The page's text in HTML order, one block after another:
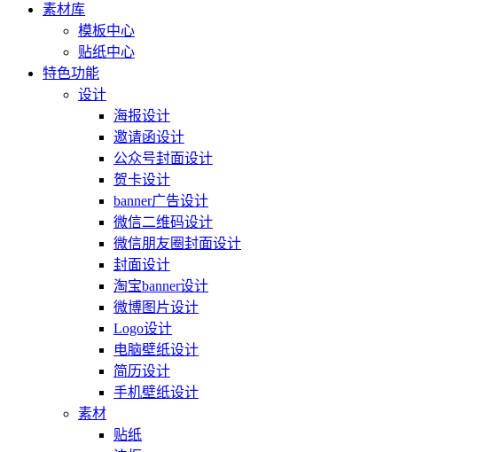
素材库
模板中心
贴纸中心
特色功能
设计
海报设计
邀请函设计
公众号封面设计
贺卡设计
banner广告设计
微信二维码设计
微信朋友圈封面设计
封面设计
淘宝banner设计
微博图片设计
Logo设计
电脑壁纸设计
简历设计
手机壁纸设计
素材
贴纸